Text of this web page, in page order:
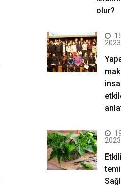
olur?
2023
2023